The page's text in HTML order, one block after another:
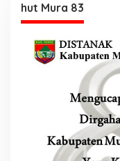
hut Mura 83